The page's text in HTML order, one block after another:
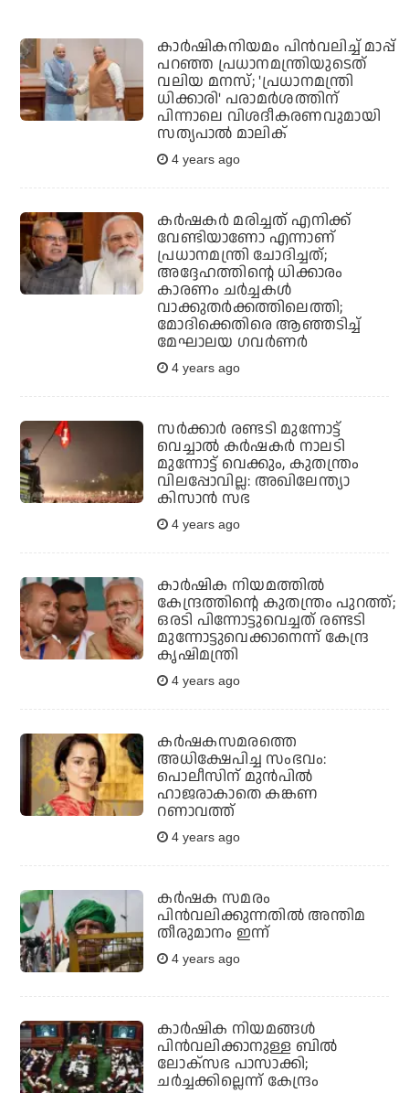
കാര്‍ഷികനിയമം പിന്‍വലിച്ച് മാപ്പ്
പറഞ്ഞ പ്രധാനമന്ത്രിയുടെത്
വലിയ മനസ്; 'പ്രധാനമന്ത്രി
ധിക്കാരി' പരാമര്‍ശത്തിന്
പിന്നാലെ വിശദീകരണവുമായി
സത്യപാല്‍ മാലിക്
4 years ago
കര്‍ഷകര്‍ മരിച്ചത് എനിക്ക്
വേണ്ടിയാണോ എന്നാണ്
പ്രധാനമന്ത്രി ചോദിച്ചത്;
അദ്ദേഹത്തിന്റെ ധിക്കാരം
കാരണം ചര്‍ച്ചകള്‍
വാക്കുതര്‍ക്കത്തിലെത്തി;
മോദിക്കെതിരെ ആഞ്ഞടിച്ച്
മേഘാലയ ഗവര്‍ണര്‍
4 years ago
സര്‍ക്കാര്‍ രണ്ടടി മുന്നോട്ട്
വെച്ചാല്‍ കര്‍ഷകര്‍ നാലടി
മുന്നോട്ട് വെക്കും, കുതന്ത്രം
വിലപ്പോവില്ല: അഖിലേന്ത്യാ
കിസാന്‍ സഭ
4 years ago
കാര്‍ഷിക നിയമത്തില്‍
കേന്ദ്രത്തിന്റെ കുതന്ത്രം പുറത്ത്;
ഒരടി പിന്നോട്ടുവെച്ചത് രണ്ടടി
മുന്നോട്ടുവെക്കാനെന്ന് കേന്ദ്ര
കൃഷിമന്ത്രി
4 years ago
കര്‍ഷകസമരത്തെ
അധിക്ഷേപിച്ച സംഭവം:
പൊലീസിന് മുന്‍പില്‍
ഹാജരാകാതെ കങ്കണ
റണാവത്ത്
4 years ago
കര്‍ഷക സമരം
പിന്‍വലിക്കുന്നതില്‍ അന്തിമ
തീരുമാനം ഇന്ന്
4 years ago
കാര്‍ഷിക നിയമങ്ങള്‍
പിന്‍വലിക്കാനുള്ള ബില്‍
ലോക്സഭ പാസാക്കി;
ചര്‍ച്ചക്കില്ലെന്ന് കേന്ദ്രം